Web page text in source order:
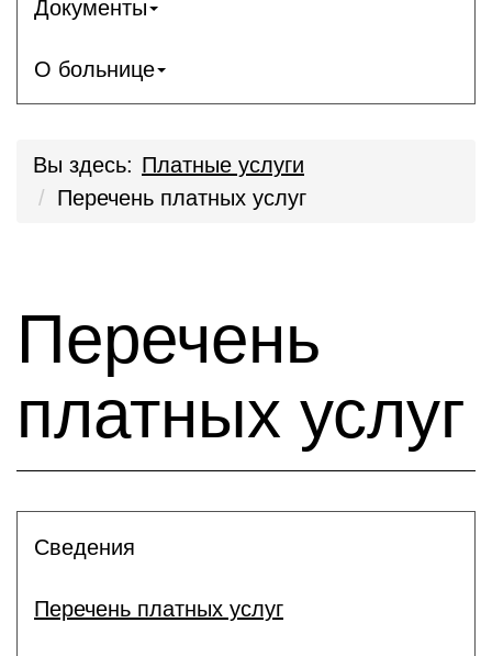
Документы
О больнице
Вы здесь: Платные услуги
Перечень платных услуг
Перечень
платных услуг
Сведения
Перечень платных услуг